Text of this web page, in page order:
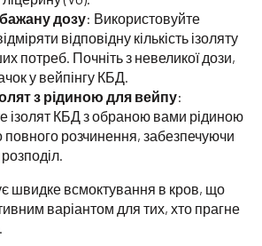
дозу: Використовуйте
відповідну кількість ізоляту
потреб. Почніть з невеликої дози,
у вейпінгу КБД.
з рідиною для вейпу:
ізолят КБД з обраною вами рідиною
повного розчинення, забезпечуючи
швидке всмоктування в кров, що
варіантом для тих, хто прагне